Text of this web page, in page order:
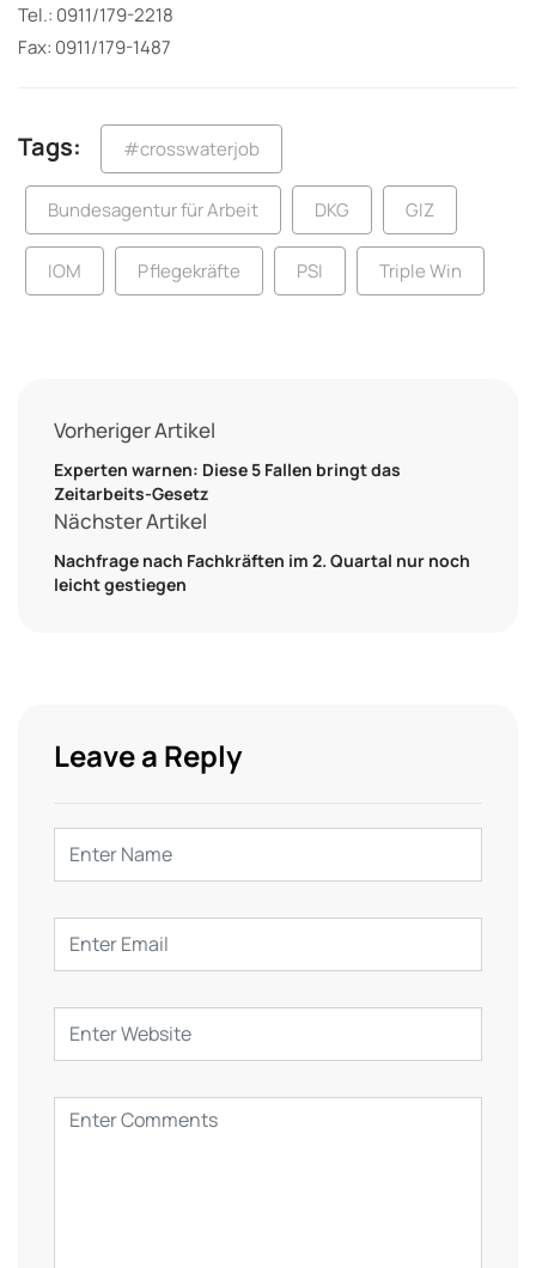
Tel.: 0911/179-2218
Fax: 0911/179-1487
Tags: #crosswaterjob
Bundesagentur für Arbeit DKG GIZ
IOM Pflegekräfte PSI Triple Win
Vorheriger Artikel
Experten warnen: Diese 5 Fallen bringt das
Zeitarbeits-Gesetz
Nächster Artikel
Nachfrage nach Fachkräften im 2. Quartal nur noch
leicht gestiegen
Leave a Reply